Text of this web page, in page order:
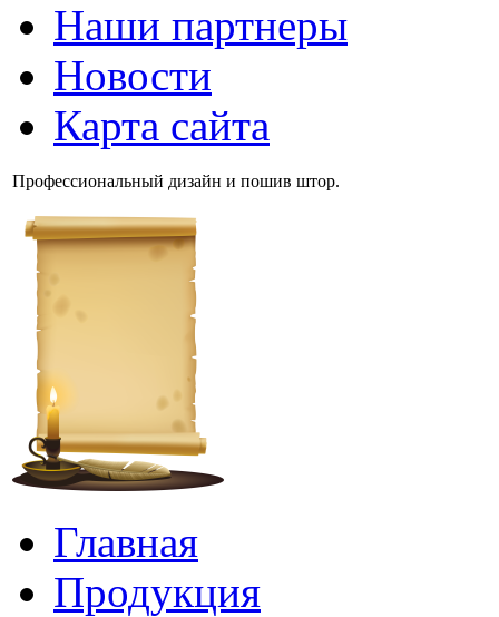
Наши партнеры
Новости
Карта сайта
Профессиональный дизайн и пошив штор.
Главная
Продукция